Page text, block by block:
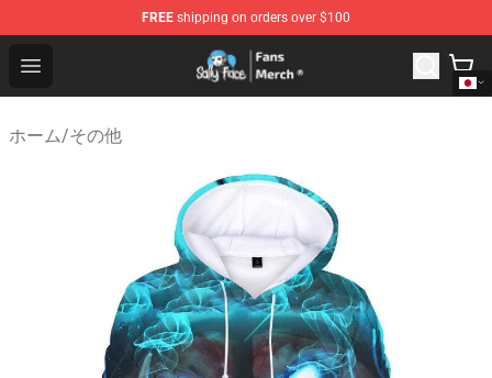
FREE shipping on orders over $100
Open menu
Sally Face Store - Official Sally Face Merchandise Shop
ホーム/その他